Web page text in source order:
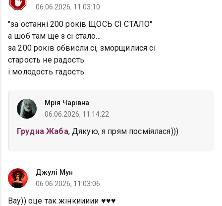
06.06.2026, 11:03:10
"за останні 200 років ЩОСЬ СІ СТАЛО"
а шоб там ще з сі стало...
за 200 років обвисли сі, зморщилися сі
старость не радость
і молодость гадость
Мрія Чарівна
06.06.2026, 11:14:22
Грудна Жаба, Дякую, я прям посміялася)))
Джулі Мун
06.06.2026, 11:03:06
Вау)) оце так жінкиииии ♥️♥️♥️